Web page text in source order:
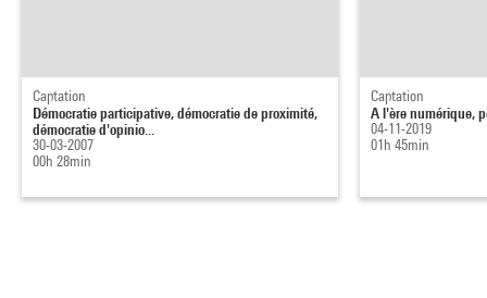
Captation
Démocratie participative, démocratie de proximité,
démocratie d'opinio...
30-03-2007
00h 28min
Captation
A l'ère numérique,
04-11-2019
01h 45min